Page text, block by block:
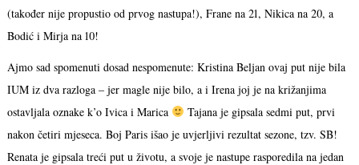
(također nije propustio od prvog nastupa!), Frane na 21, Nikica na 20, a
Bodić i Mirja na 10!
Ajmo sad spomenuti dosad nespomenute: Kristina Beljan ovaj put nije bila
IUM iz dva razloga – jer magle nije bilo, a i Irena joj je na križanjima
ostavljala oznake k’o Ivica i Marica
Tajana je gipsala sedmi put, prvi
nakon četiri mjeseca. Boj Paris išao je uvjerljivi rezultat sezone, tzv. SB!
Renata je gipsala treći put u životu, a svoje je nastupe rasporedila na jedan